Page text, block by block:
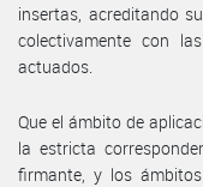
insertas, acreditando
colectivamente con
actuados.
Que el ámbito de
la estricta
firmante, y los